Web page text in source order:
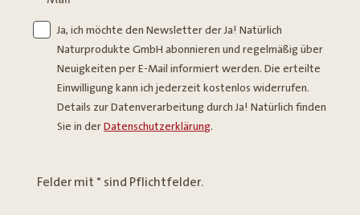
Ja, ich möchte den Newsletter der Ja! Natürlich
Naturprodukte GmbH abonnieren und regelmäßig über
Neuigkeiten per E-Mail informiert werden. Die erteilte
Einwilligung kann ich jederzeit kostenlos widerrufen.
Details zur Datenverarbeitung durch Ja! Natürlich finden
Sie in derDatenschutzerklärung.
Felder mit * sind Pflichtfelder.